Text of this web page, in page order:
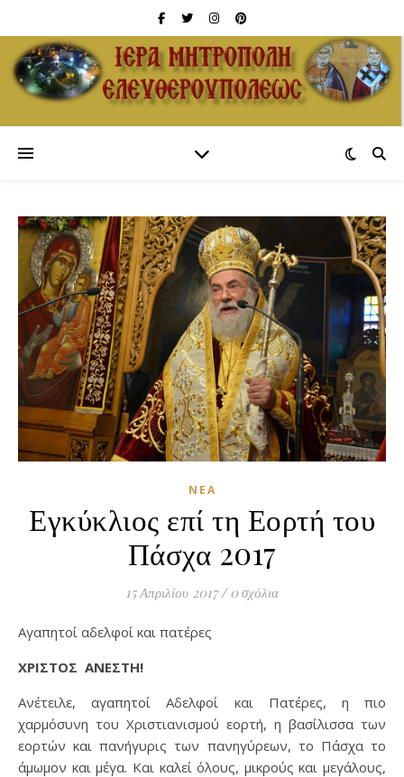
ΝΈΑ
Εγκύκλιος επί τη Εορτή του
Πάσχα 2017
15 Απριλίου 2017 / 0 σχόλια
Αγαπητοί αδελφοί και πατέρες
ΧΡΙΣΤΟΣ ΑΝΕΣΤΗ!
Ανέτειλε, αγαπητοί Αδελφοί και Πατέρες, η πιο
χαρμόσυνη του Χριστιανισμού εορτή, η βασίλισσα των
εορτών και πανήγυρις των πανηγύρεων, το Πάσχα το
άμωμον και μέγα. Και καλεί όλους, μικρούς και μεγάλους,